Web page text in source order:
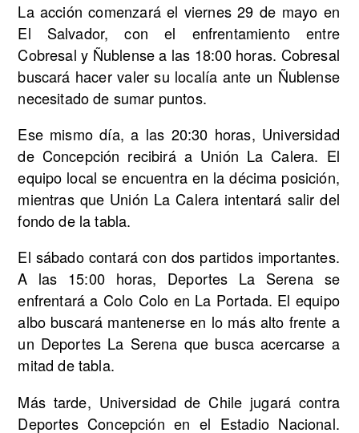
La acción comenzará el viernes 29 de mayo en
El Salvador, con el enfrentamiento entre
Cobresal y Ñublense a las 18:00 horas. Cobresal
buscará hacer valer su localía ante un Ñublense
necesitado de sumar puntos.
Ese mismo día, a las 20:30 horas, Universidad
de Concepción recibirá a Unión La Calera. El
equipo local se encuentra en la décima posición,
mientras que Unión La Calera intentará salir del
fondo de la tabla.
El sábado contará con dos partidos importantes.
A las 15:00 horas, Deportes La Serena se
enfrentará a Colo Colo en La Portada. El equipo
albo buscará mantenerse en lo más alto frente a
un Deportes La Serena que busca acercarse a
mitad de tabla.
Más tarde, Universidad de Chile jugará contra
Deportes Concepción en el Estadio Nacional.